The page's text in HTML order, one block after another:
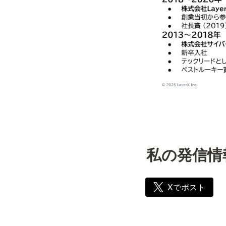
私の発信
Xでポスト